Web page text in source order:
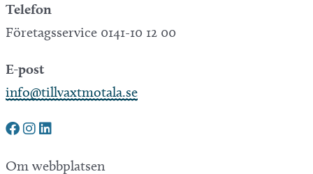
Telefon
Företagsservice 0141-10 12 00
E-post
info@tillvaxtmotala.se
Om webbplatsen